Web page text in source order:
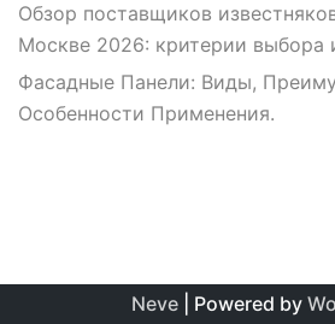
Обзор поставщиков
Москве 2026: критерии выбора
Фасадные Панели: Виды,
Особенности Применения.
Neve | Powered by